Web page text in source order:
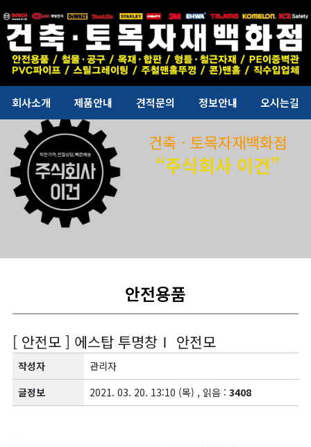
회사소개 제품안내 견적문의 정보안내 오시는길
건축ㆍ토목자재백화점
“주식회사 이건”
안전용품
[ 안전모 ] 에스탑 투명창Ⅰ 안전모
작성자
관리자
글정보
2021. 03. 20. 13:10 (목) , 읽음 : 3408